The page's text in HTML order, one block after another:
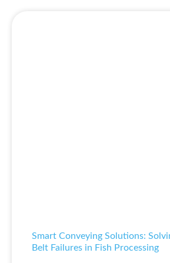
Smart Conveying Solutions:
Belt Failures in Fish Processing